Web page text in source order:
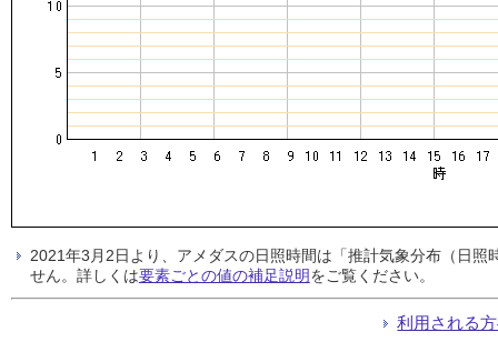
2021年3月2日より、アメダスの日照時間は「推計気象分布（日
せん。詳しくは要素ごとの値の補足説明をご覧ください。
利用される